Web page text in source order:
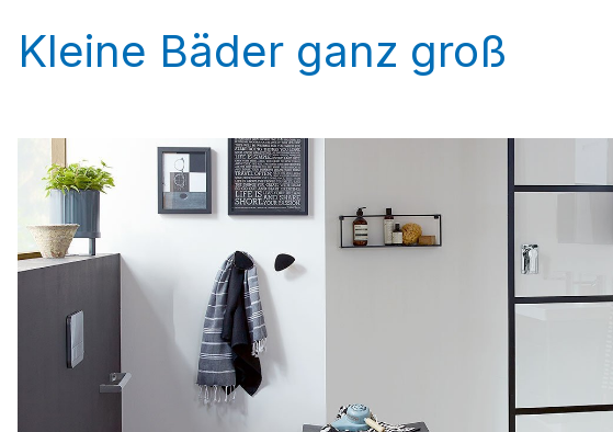
Kleine Bäder ganz groß